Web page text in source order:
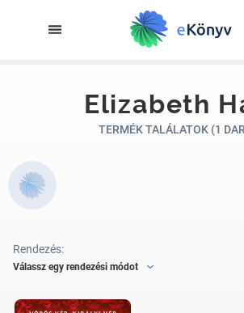
Elizabeth
TERMÉK TALÁLATOK (1
Rendezés:
Válassz egy rendezési módot